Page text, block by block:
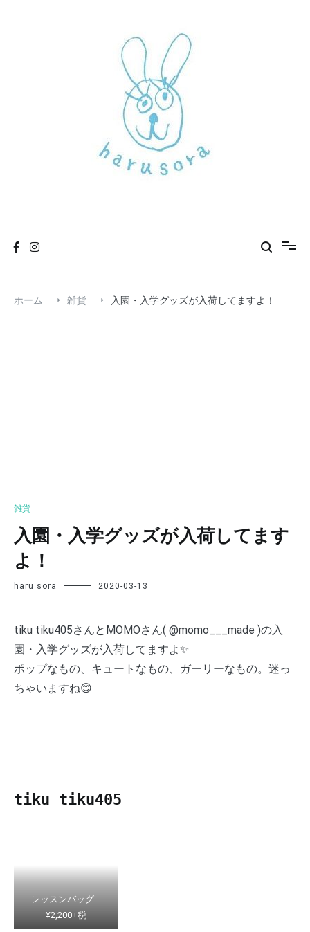
ホーム 雑貨 入園・入学グッズが入荷してますよ！
雑貨
入園・入学グッズが入荷してます
よ！
haru sora 2020-03-13
tiku tiku405さんとMOMOさん( @momo___made )の入
園・入学グッズが入荷してますよ✨
ポップなもの、キュートなもの、ガーリーなもの。迷っ
ちゃいますね😊
tiku tiku405
レッスンバッグ…
¥2,200+税